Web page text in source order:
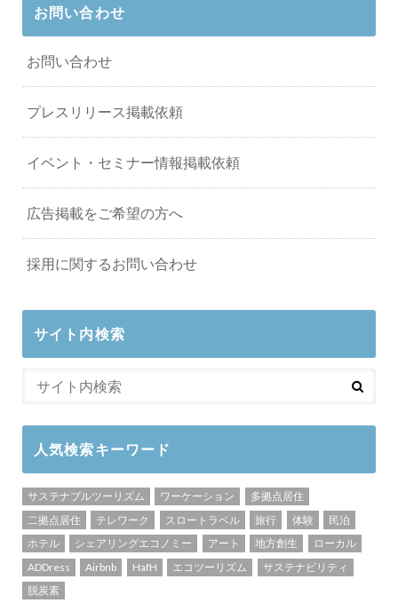
お問い合わせ
お問い合わせ
プレスリリース掲載依頼
イベント・セミナー情報掲載依頼
広告掲載をご希望の方へ
採用に関するお問い合わせ
サイト内検索
人気検索キーワード
サステナブルツーリズム ワーケーション
多拠点居住
二拠点居住
テレワーク スロートラベル 旅行 体験
民泊
ホテル
シェアリングエコノミー アート 地方創生
ローカル
ADDress
Airbnb HafH エコツーリズム
サステナビリティ
脱炭素